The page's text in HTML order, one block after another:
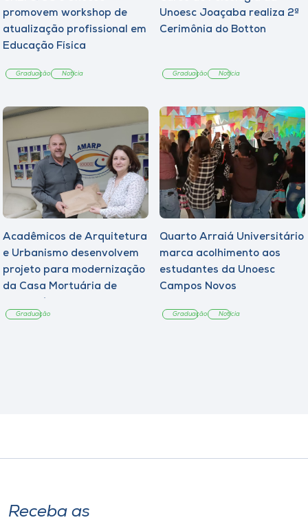
promovem workshop de
atualização profissional em
Educação Física
Graduação Notícia
Unoesc Joaçaba realiza 2ª
Cerimônia do Botton
Graduação Notícia
Acadêmicos de Arquitetura
e Urbanismo desenvolvem
projeto para modernização
da Casa Mortuária de
Graduação
Quarto Arraiá Universitário
marca acolhimento aos
estudantes da Unoesc
Campos Novos
Graduação Notícia
Receba as